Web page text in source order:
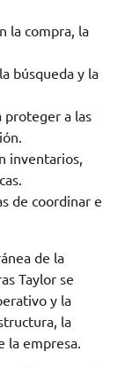
la compra, la
búsqueda y la
proteger a las
inventarios,
de coordinar e
de la
Taylor se
y la
la
la empresa.